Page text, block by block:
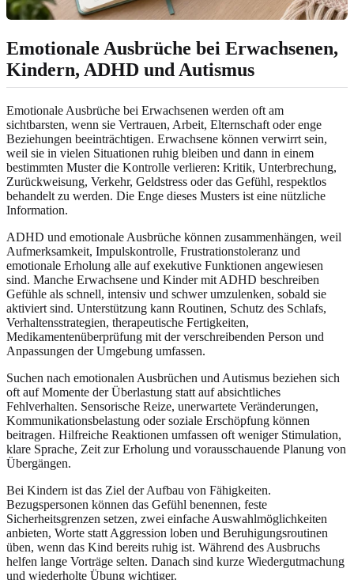
Emotionale Ausbrüche bei Erwachsenen,
Kindern, ADHD und Autismus
Emotionale Ausbrüche bei Erwachsenen werden oft am
sichtbarsten, wenn sie Vertrauen, Arbeit, Elternschaft oder enge
Beziehungen beeinträchtigen. Erwachsene können verwirrt sein,
weil sie in vielen Situationen ruhig bleiben und dann in einem
bestimmten Muster die Kontrolle verlieren: Kritik, Unterbrechung,
Zurückweisung, Verkehr, Geldstress oder das Gefühl, respektlos
behandelt zu werden. Die Enge dieses Musters ist eine nützliche
Information.
ADHD und emotionale Ausbrüche können zusammenhängen, weil
Aufmerksamkeit, Impulskontrolle, Frustrationstoleranz und
emotionale Erholung alle auf exekutive Funktionen angewiesen
sind. Manche Erwachsene und Kinder mit ADHD beschreiben
Gefühle als schnell, intensiv und schwer umzulenken, sobald sie
aktiviert sind. Unterstützung kann Routinen, Schutz des Schlafs,
Verhaltensstrategien, therapeutische Fertigkeiten,
Medikamentenüberprüfung mit der verschreibenden Person und
Anpassungen der Umgebung umfassen.
Suchen nach emotionalen Ausbrüchen und Autismus beziehen sich
oft auf Momente der Überlastung statt auf absichtliches
Fehlverhalten. Sensorische Reize, unerwartete Veränderungen,
Kommunikationsbelastung oder soziale Erschöpfung können
beitragen. Hilfreiche Reaktionen umfassen oft weniger Stimulation,
klare Sprache, Zeit zur Erholung und vorausschauende Planung von
Übergängen.
Bei Kindern ist das Ziel der Aufbau von Fähigkeiten.
Bezugspersonen können das Gefühl benennen, feste
Sicherheitsgrenzen setzen, zwei einfache Auswahlmöglichkeiten
anbieten, Worte statt Aggression loben und Beruhigungsroutinen
üben, wenn das Kind bereits ruhig ist. Während des Ausbruchs
helfen lange Vorträge selten. Danach sind kurze Wiedergutmachung
und wiederholte Übung wichtiger.